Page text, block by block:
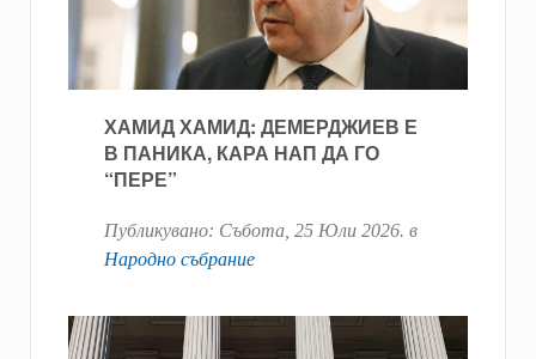
ХАМИД ХАМИД: ДЕМЕРДЖИЕВ Е
В ПАНИКА, КАРА НАП ДА ГО
“ПЕРЕ”
Публикувано: Събота, 25 Юли 2026. в
Народно събрание